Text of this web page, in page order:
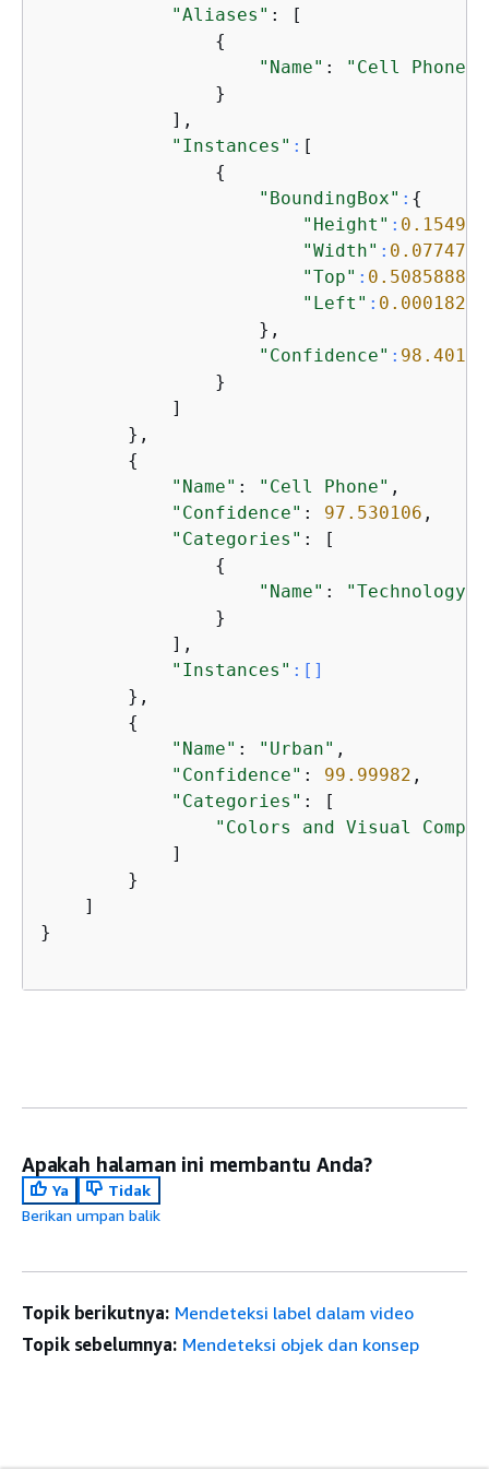
"Aliases" : [
{
"Name" :
"Cell Phone"
                }
            ],
"Instances" : [
{
"BoundingBox" : {
"Height" :
"Width" :
"Top" : 0.50858885
"Left" :
                    },
"Confidence" :
                }
            ]
        },
{
"Name" : "Cell Phone" ,
"Confidence" : 97.530106 ,
"Categories" : [
{
"Name" :
"Technology
                }
            ],
"Instances" :[]
        },
{
"Name" : "Urban" ,
"Confidence" : 99.99982 ,
"Categories" : [
"Colors and Visual
            ]
        }
    ]
}
Apakah halaman ini membantu Anda?
Ya
Tidak
Berikan umpan balik
Topik berikutnya: Mendeteksi label dalam video
Topik sebelumnya: Mendeteksi objek dan konsep